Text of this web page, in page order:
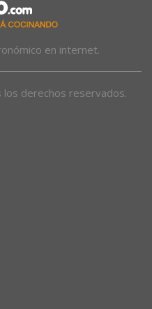
en internet.
derechos reservados.